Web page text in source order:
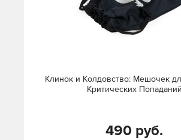
Клинок и Колдовство: Мешочек
Критических Попаданий
490 руб.